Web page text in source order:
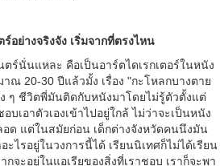
อย่างจริงจัง เริ่มจากที่ตรงไหน
ร์นั่นแหละ คือเป็นอาร์ตไดเรกเตอร์ในหนัง
าณ 20-30 ปีแล้วมั้ง เรื่อง "กะโหลกบางตาย
ๆ ชีวิตพี่มันติดกับหนังมาโดยไม่รู้ตัวตั้งแต่
บเอาตัวเองเข้าไปอยู่ใกล้ ไม่ว่าจะเป็นหนัง
อด แต่ในสมัยก่อน เด็กต่างจังหวัดคนนึงมัน
ะไรอยู่ในวงการนี้ได้ เรียนนิเทศก็ไม่ได้เรียน
จะอยู่ในแอเรียของสิ่งที่เราชอบ เราก็จะพา